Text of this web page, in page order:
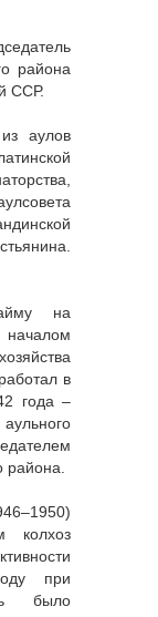
района
ССР.
аулов
на
в
года –
района.
колхоз
при
было